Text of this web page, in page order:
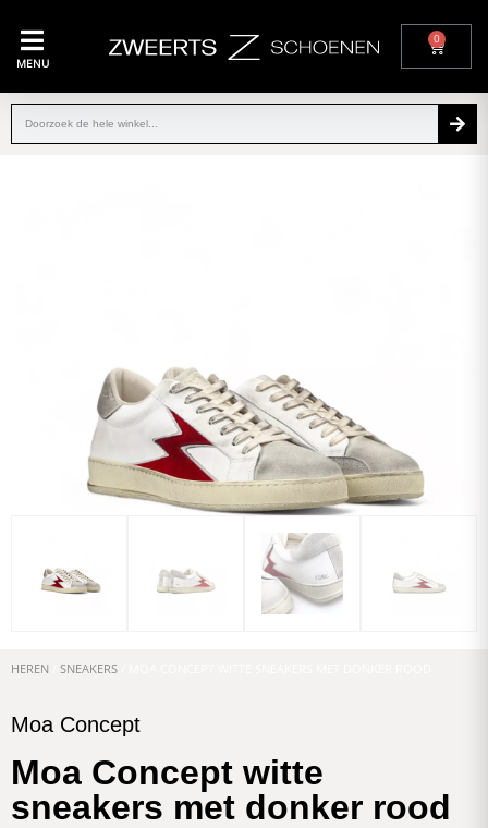
MENU
0
HEREN SNEAKERS
Moa Concept
Moa Concept witte
sneakers met donker rood